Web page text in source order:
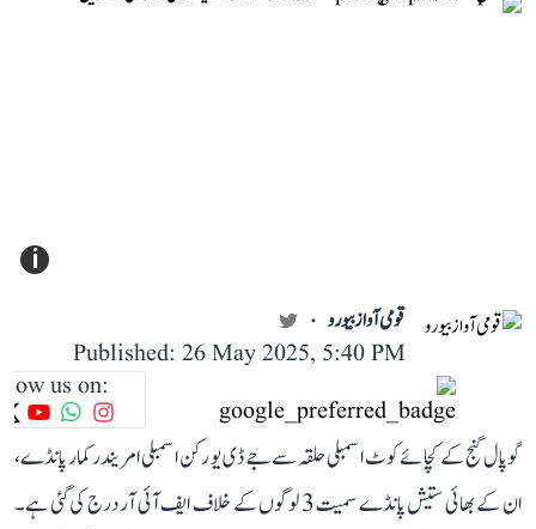
i
قومی آواز بیورو
Published: 26 May 2025, 5:40 PM
us on:
گوپال گنج کے کچائے کوٹ اسمبلی حلقہ سے جے ڈی یو رکن اسمبلی امریندر کمار پانڈے،
ان کے بھائی ستیش پانڈے سمیت 3 لوگوں کے خلاف ایف آئی آر درج کی گئی ہے۔